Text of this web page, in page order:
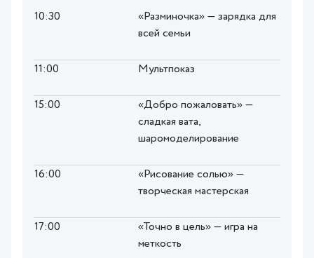
10:30
«Разминочка» — зарядка для
всей семьи
11:00 Мультпоказ
15:00
«Добро пожаловать» —
сладкая вата,
шаромоделирование
16:00
«Рисование солью» —
творческая мастерская
17:00
«Точно в цель» — игра на
меткость